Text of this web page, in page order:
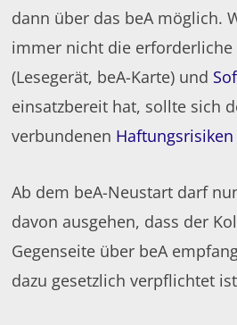
dann über das beA möglich.
immer nicht die erforderliche
(Lesegerät, beA-Karte) und
einsatzbereit hat, sollte sich
verbundenen Haftungsrisiken
Ab dem beA-Neustart darf
davon ausgehen, dass der
Gegenseite über beA
dazu gesetzlich verpflichtet